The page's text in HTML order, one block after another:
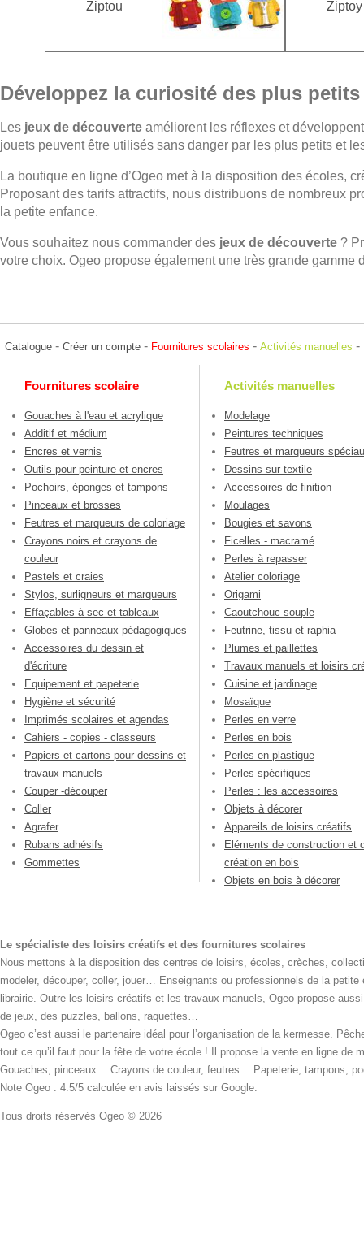
Ziptou Ziptoy
Développez la curiosité des plus
Les jeux de découverte améliorent les réflexes et
jouets peuvent être utilisés sans danger par les plus petits et
La boutique en ligne d’Ogeo met à la disposition des écoles,
Proposant des tarifs attractifs, nous distribuons de nombreux
la petite enfance.
Vous souhaitez nous commander des jeux de découverte ?
votre choix. Ogeo propose également une très grande gamme
Catalogue - Créer un compte - Fournitures scolaires - Activités manuelles -
Fournitures scolaire
Gouaches à l'eau et acrylique
Additif et médium
Encres et vernis
Outils pour peinture et encres
Pochoirs, éponges et tampons
Pinceaux et brosses
Feutres et marqueurs de coloriage
Crayons noirs et crayons de
couleur
Pastels et craies
Stylos, surligneurs et marqueurs
Effaçables à sec et tableaux
Globes et panneaux pédagogiques
Accessoires du dessin et
d'écriture
Equipement et papeterie
Hygiène et sécurité
Imprimés scolaires et agendas
Cahiers - copies - classeurs
Papiers et cartons pour dessins et
travaux manuels
Couper -découper
Coller
Agrafer
Rubans adhésifs
Gommettes
Activités manuelles
Modelage
Peintures techniques
Feutres et marqueurs
Dessins sur textile
Accessoires de finition
Moulages
Bougies et savons
Ficelles - macramé
Perles à repasser
Atelier coloriage
Origami
Caoutchouc souple
Feutrine, tissu et raphia
Plumes et paillettes
Travaux manuels et loisirs
Cuisine et jardinage
Mosaïque
Perles en verre
Perles en bois
Perles en plastique
Perles spécifiques
Perles : les accessoires
Objets à décorer
Appareils de loisirs créatifs
Eléments de construction et
création en bois
Objets en bois à décorer
Le spécialiste des loisirs créatifs et des fournitures scolaires
Nous mettons à la disposition des centres de loisirs, écoles, crèches,
modeler, découper, coller, jouer… Enseignants ou professionnels de la
librairie. Outre les loisirs créatifs et les travaux manuels, Ogeo propose
de jeux, des puzzles, ballons, raquettes…
Ogeo c’est aussi le partenaire idéal pour l’organisation de la kermesse.
tout ce qu’il faut pour la fête de votre école ! Il propose la vente en ligne
Gouaches, pinceaux… Crayons de couleur, feutres… Papeterie, tampons,
Note Ogeo : 4.5/5 calculée en avis laissés sur Google.
Tous droits réservés Ogeo © 2026